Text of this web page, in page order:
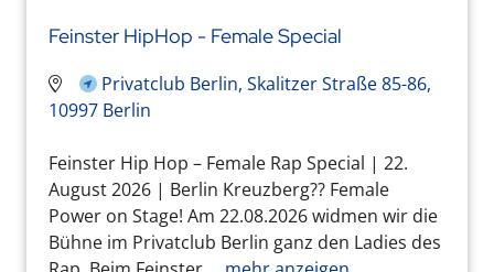
Feinster HipHop - Female Special
Privatclub Berlin, Skalitzer Straße 85-86,
10997 Berlin
Feinster Hip Hop – Female Rap Special | 22.
August 2026 | Berlin Kreuzberg?? Female
Power on Stage! Am 22.08.2026 widmen wir die
Bühne im Privatclub Berlin ganz den Ladies des